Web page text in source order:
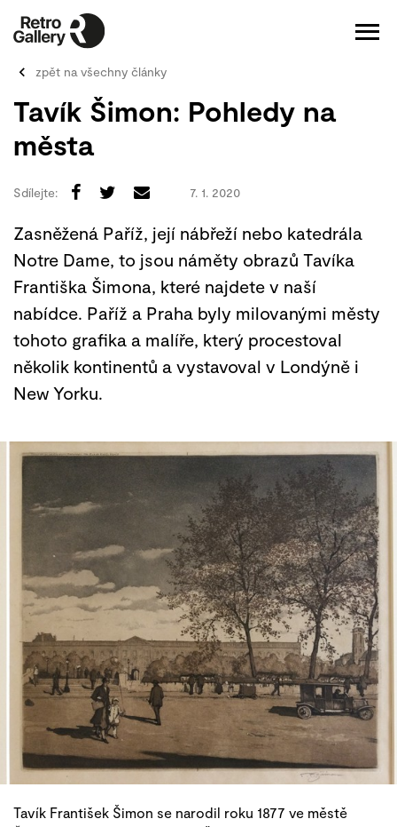
zpět na všechny články
Tavík Šimon: Pohledy na
města
Sdílejte: 7. 1. 2020
Zasněžená Paříž, její nábřeží nebo katedrála
Notre Dame, to jsou náměty obrazů Tavíka
Františka Šimona, které najdete v naší
nabídce. Paříž a Praha byly milovanými městy
tohoto grafika a malíře, který procestoval
několik kontinentů a vystavoval v Londýně i
New Yorku.
Tavík František Šimon se narodil roku 1877 ve městě